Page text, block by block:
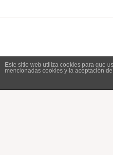
Este sitio web utiliza cookies para que
mencionadas cookies y la aceptación